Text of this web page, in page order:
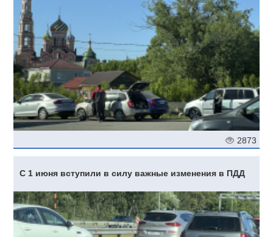
2873
С 1 июня вступили в силу важные изменения в ПДД